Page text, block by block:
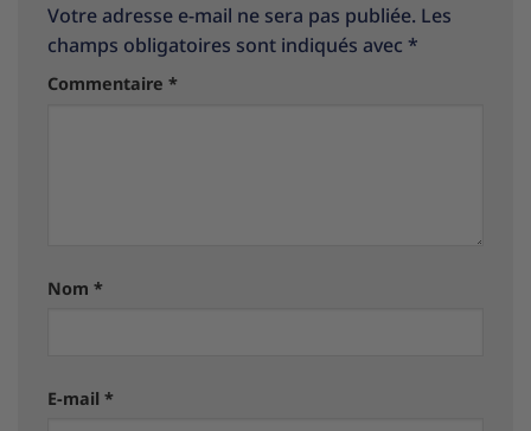
Votre adresse e-mail ne sera pas publiée. Les
champs obligatoires sont indiqués avec *
Commentaire *
Nom *
E-mail *